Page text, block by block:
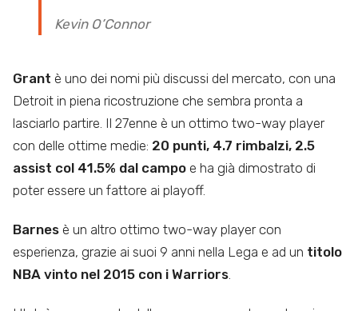
Kevin O’Connor
Grant è uno dei nomi più discussi del mercato, con una
Detroit in piena ricostruzione che sembra pronta a
lasciarlo partire. Il 27enne è un ottimo two-way player
con delle ottime medie: 20 punti, 4.7 rimbalzi, 2.5
assist col 41.5% dal campo e ha già dimostrato di
poter essere un fattore ai playoff.
Barnes è un altro ottimo two-way player con
esperienza, grazie ai suoi 9 anni nella Lega e ad un titolo
NBA vinto nel 2015 con i Warriors.